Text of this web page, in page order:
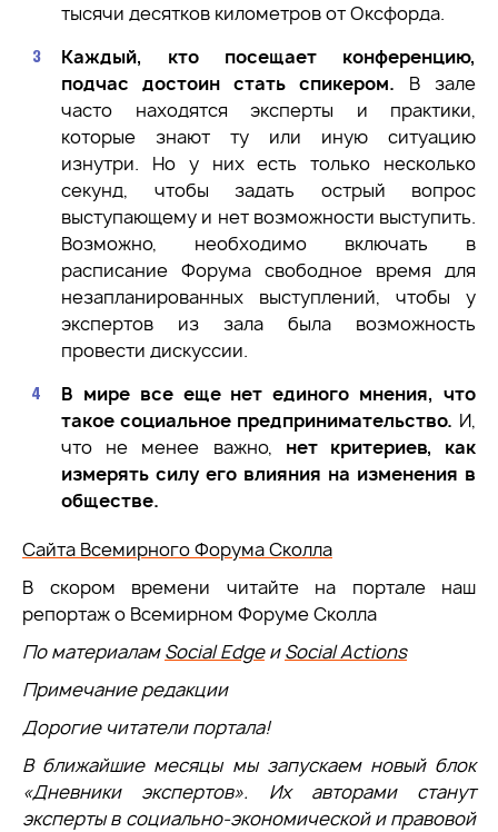
тысячи десятков километров от Оксфорда.
Каждый, кто посещает конференцию,
подчас достоин стать спикером. В зале
часто находятся эксперты и практики,
которые знают ту или иную ситуацию
изнутри. Но у них есть только несколько
секунд, чтобы задать острый вопрос
выступающему и нет возможности выступить.
Возможно, необходимо включать в
расписание Форума свободное время для
незапланированных выступлений, чтобы у
экспертов из зала была возможность
провести дискуссии.
В мире все еще нет единого мнения, что
такое социальное предпринимательство. И,
что не менее важно, нет критериев, как
измерять силу его влияния на изменения в
обществе.
Сайта Всемирного Форума Сколла
В скором времени читайте на портале наш
репортаж о Всемирном Форуме Сколла
По материаламSocial Edge иSocial Actions
Примечание редакции
Дорогие читатели портала!
В ближайшие месяцы мы запускаем новый блок
«Дневники экспертов». Их авторами станут
эксперты в социально-экономической и правовой